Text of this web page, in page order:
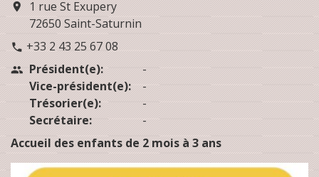
location_on
1 rue St Exupery
72650 Saint-Saturnin
phone +33 2 43 25 67 08
people Président(e):
Vice-président(e):
Trésorier(e):
Secrétaire:
-
-
-
-
Accueil des enfants de 2 mois à 3 ans